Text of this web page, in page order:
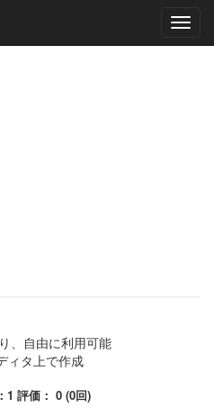
、自由に利用可能
ィタ上で作成
1 評価： 0 (0回)